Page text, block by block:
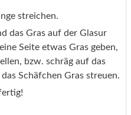
streichen.
das Gras auf der Glasur
Seite etwas Gras geben,
bzw. schräg auf das
Schäfchen Gras streuen.